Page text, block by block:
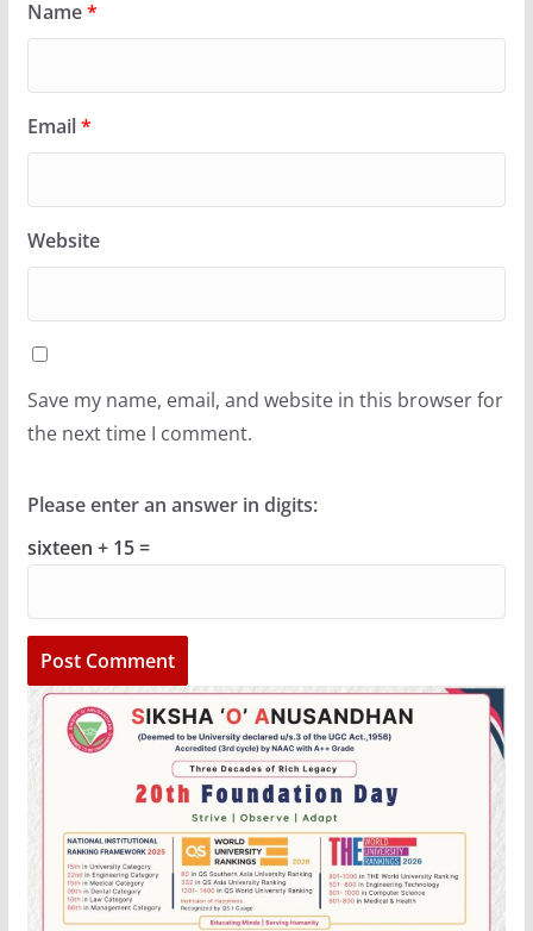
Name*
Email*
Website
Save my name, email, and website in this browser for
the next time I comment.
Please enter an answer in digits:
sixteen + 15 =